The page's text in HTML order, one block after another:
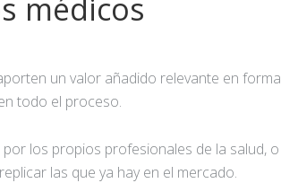
médicos
un valor añadido relevante en forma
todo el proceso.
los propios profesionales de la salud, o
las que ya hay en el mercado.